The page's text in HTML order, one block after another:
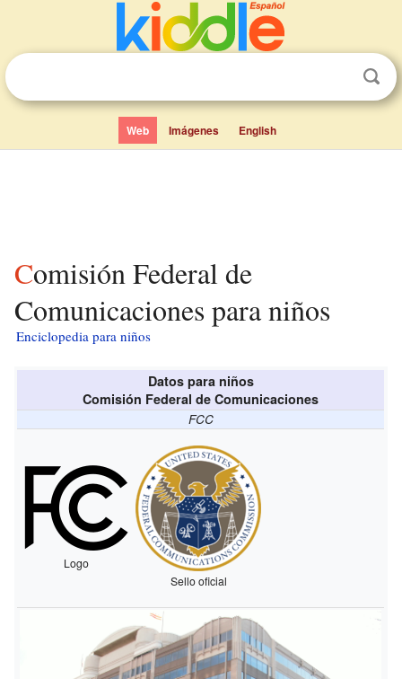
Web Imágenes English
Comisión Federal de
Comunicaciones para niños
Enciclopedia para niños
Datos para niños
Comisión Federal de Comunicaciones
FCC
Logo
Sello oficial